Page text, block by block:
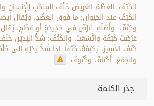
الكَتِفُ: العَظْمُ العَرِيضُ خَلْفَ المِنكَبِ لِلْإِنسانِ
الكَتِفُ عند الحَيَوانِ: ما فَوق العَضُدِ، ويُقال
وكِتْفٌ. وأَصْلُه: عَرْضٌ في حَدِيدَةٍ أو عَظْمٍ،
عَرُضَتْ كَتِفُهُ واتَّسَعَتْ. والكَتْفُ: شَدُّ اليَدَيْنِ خَلْفَ
كَتَفَ الأَسِيرَ، يَكتِفُهُ، كَتْفاً: إذا شَدَّ يَدَيْهِ إلى
والجَمْعُ: أَكْتافٌ وكُتُوفٌ.
جذر الكلمة